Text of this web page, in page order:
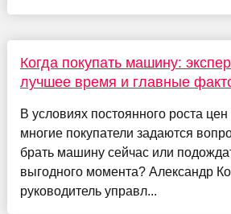
Когда покупать машину:
лучшее время и главные
В условиях постоянного роста
многие покупатели задаются
брать машину сейчас или
выгодного момента? Александр
руководитель управл...